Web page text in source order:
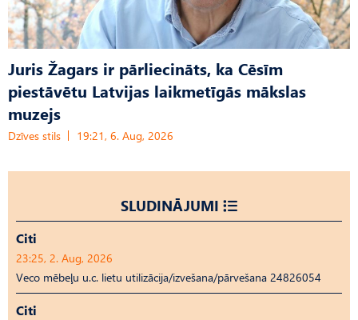
Juris Žagars ir pārliecināts, ka Cēsīm
piestāvētu Latvijas laikmetīgās mākslas
muzejs
Dzīves stils 19:21, 6. Aug, 2026
SLUDINĀJUMI
Citi
23:25, 2. Aug, 2026
Veco mēbeļu u.c. lietu utilizācija/izvešana/pārvešana 24826054
Citi